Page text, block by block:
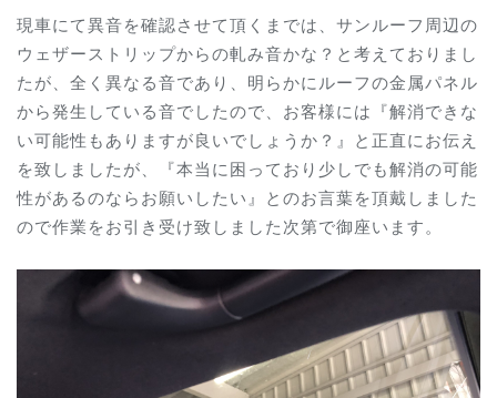
現車にて異音を確認させて頂くまでは、サンルーフ周辺の
ウェザーストリップからの軋み音かな？と考えておりまし
たが、全く異なる音であり、明らかにルーフの金属パネル
から発生している音でしたので、お客様には『解消できな
い可能性もありますが良いでしょうか？』と正直にお伝え
を致しましたが、『本当に困っており少しでも解消の可能
性があるのならお願いしたい』とのお言葉を頂戴しました
ので作業をお引き受け致しました次第で御座います。